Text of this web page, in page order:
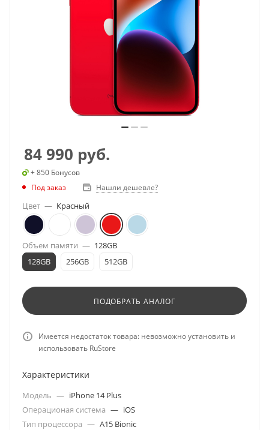
84 990 руб.
+ 850 Бонусов
Под заказ
Нашли дешевле?
Цвет — Красный
Объем памяти — 128GB
128GB
256GB 512GB
ПОДОБРАТЬ АНАЛОГ
Имеется недостаток товара: невозможно установить и
использовать RuStore
Характеристики
Модель — iPhone 14 Plus
Операционая система — iOS
Тип процессора — A15 Bionic